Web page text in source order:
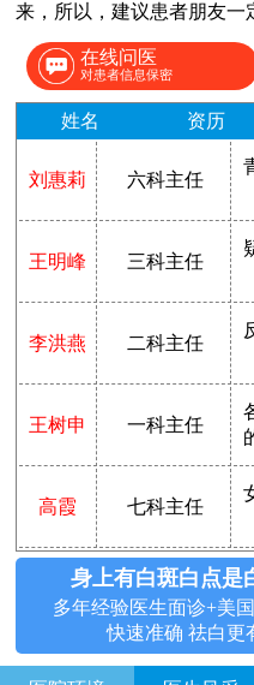
来，所以，建议患者朋友一
在线问医
对患者信息保密
姓名 资历
刘惠莉 六科主任
王明峰 三科主任
李洪燕 二科主任
王树申 一科主任
高霞 七科主任
身上有白斑白点是
多年经验医生面诊+美
快速准确 祛白更